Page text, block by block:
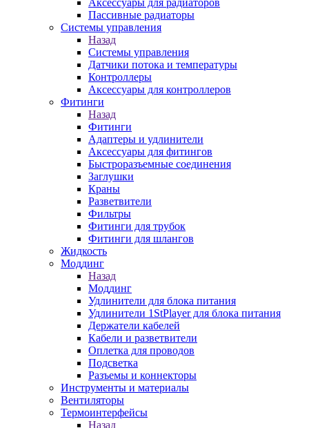
Аксессуары для радиаторов
Пассивные радиаторы
Системы управления
Назад
Системы управления
Датчики потока и температуры
Контроллеры
Аксессуары для контроллеров
Фитинги
Назад
Фитинги
Адаптеры и удлинители
Аксессуары для фитингов
Быстроразъемные соединения
Заглушки
Краны
Разветвители
Фильтры
Фитинги для трубок
Фитинги для шлангов
Жидкость
Моддинг
Назад
Моддинг
Удлинители для блока питания
Удлинители 1StPlayer для блока питания
Держатели кабелей
Кабели и разветвители
Оплетка для проводов
Подсветка
Разъемы и коннекторы
Инструменты и материалы
Вентиляторы
Термоинтерфейсы
Назад